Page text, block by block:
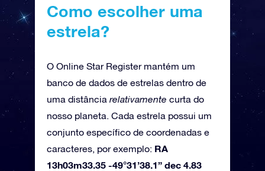
Como escolher uma
estrela?
O Online Star Register mantém um
banco de dados de estrelas dentro de
uma distância relativamente curta do
nosso planeta. Cada estrela possui um
conjunto específico de coordenadas e
caracteres, por exemplo: RA
13h03m33.35 -49°31’38.1” dec 4.83